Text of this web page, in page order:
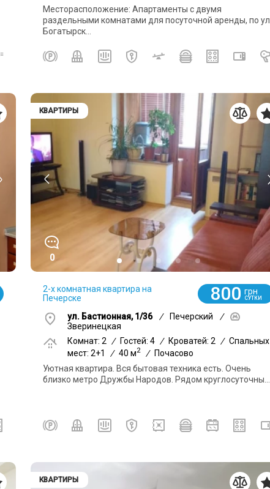
Месторасположение: Апартаменты с двумя
раздельными комнатами для посуточной аренды, по ул.
Богатырск...
КВАРТИРЫ
0
2-х комнатная квартира на
Печерске
800 грн
СУТКИ
ул. Бастионная, 1/36 / Печерский
/
Зверинецкая
Комнат: 2 / Гостей: 4 / Кроватей: 2 / Спальных
мест: 2+1
/ 40 м2 /
Почасово
Уютная квартира. Вся бытовая техника есть. Очень
близко метро Дружбы Народов. Рядом круглосуточны...
КВАРТИРЫ